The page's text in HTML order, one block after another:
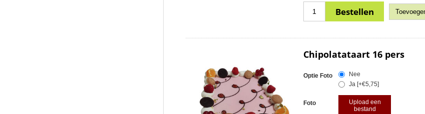
Chipolatataart 16 pers
Optie Foto
Nee
Ja [+€5,75]
Foto
Upload een
bestand